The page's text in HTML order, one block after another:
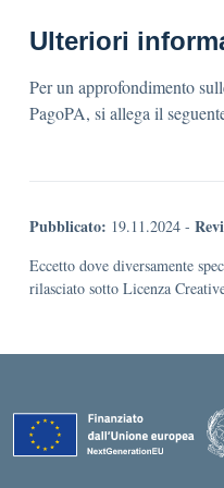
Ulteriori
Per un approfondimento
PagoPA, si allega il
Pubblicato: 19.11.2024 -
Eccetto dove diversamente
rilasciato sotto Licenza